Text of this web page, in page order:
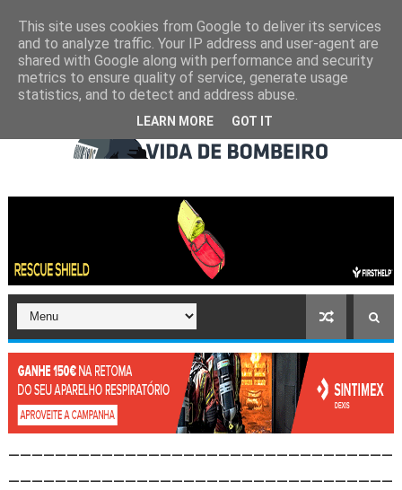
This site uses cookies from Google to deliver its services
and to analyze traffic. Your IP address and user-agent are
shared with Google along with performance and security
metrics to ensure quality of service, generate usage
statistics, and to detect and address abuse.
LEARN MORE GOT IT